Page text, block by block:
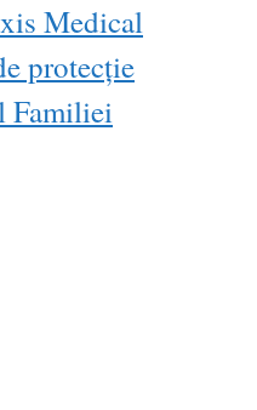
Medical
protecție
Familiei